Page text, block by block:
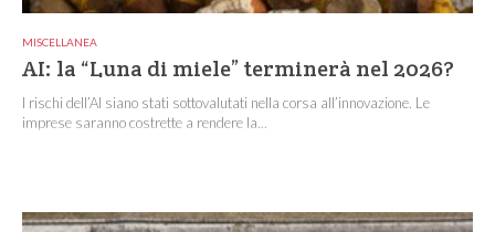
MISCELLANEA
AI: la “Luna di miele” terminerà nel 2026?
I rischi dell’AI siano stati sottovalutati nella corsa all’innovazione. Le
imprese saranno costrette a rendere la...